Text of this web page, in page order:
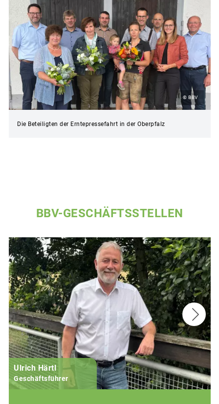
© BBV
Die Beteiligten der Erntepressefahrt in der Oberpfalz
BBV-GESCHÄFTSSTELLEN
Ulrich Härtl
Geschäftsführer